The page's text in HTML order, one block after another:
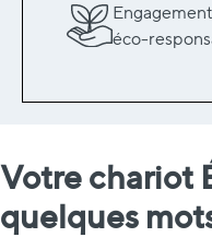
Engagement
éco-
Votre chariot
quelques